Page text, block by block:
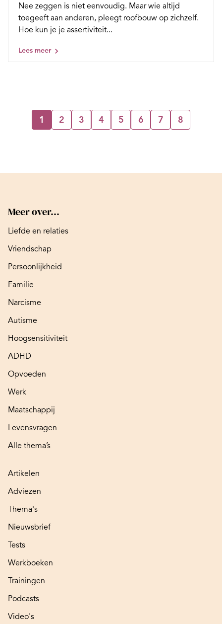
Nee zeggen is niet eenvoudig. Maar wie altijd
toegeeft aan anderen, pleegt roofbouw op zichzelf.
Hoe kun je je assertiviteit...
Lees meer
1 2 3 4 5 6 7 8
Meer over...
Liefde en relaties
Vriendschap
Persoonlijkheid
Familie
Narcisme
Autisme
Hoogsensitiviteit
ADHD
Opvoeden
Werk
Maatschappij
Levensvragen
Alle thema’s
Artikelen
Adviezen
Thema's
Nieuwsbrief
Tests
Werkboeken
Trainingen
Podcasts
Video's